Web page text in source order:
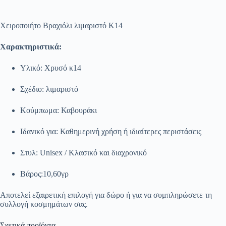
Χειροποιήτο Βραχιόλι λιμαριστό Κ14
Χαρακτηριστικά:
Υλικό: Χρυσό κ14
Σχέδιο: λιμαριστό
Κούμπωμα: Καβουράκι
Ιδανικό για: Καθημερινή χρήση ή ιδιαίτερες περιστάσεις
Στυλ: Unisex / Κλασικό και διαχρονικό
Βάρος:10,60γρ
Αποτελεί εξαιρετική επιλογή για δώρο ή για να συμπληρώσετε τη
συλλογή κοσμημάτων σας.